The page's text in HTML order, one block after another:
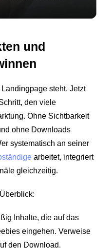
und
steht. Jetzt
den viele
Ohne Sichtbarkeit
ohne Downloads
systematisch an seiner
arbeitet, integriert
gleichzeitig.
Inhalte, die auf das
eingehen. Verweise
den Download.